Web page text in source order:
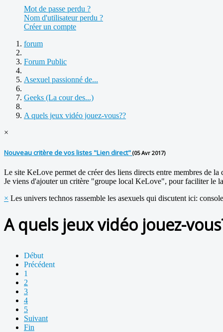
Mot de passe perdu ?
Nom d'utilisateur perdu ?
Créer un compte
forum
Forum Public
Asexuel passionné de...
Geeks (La cour des...)
A quels jeux vidéo jouez-vous??
×
Nouveau critère de vos listes "Lien direct" (05 Avr 2017)
Le site KeLove permet de créer des liens directs entre membres de
Je viens d'ajouter un critère "groupe local KeLove", pour faciliter le
× Les univers technos rassemble les asexuels qui discutent ici:
A quels jeux vidéo jouez-
Début
Précédent
1
2
3
4
5
Suivant
Fin